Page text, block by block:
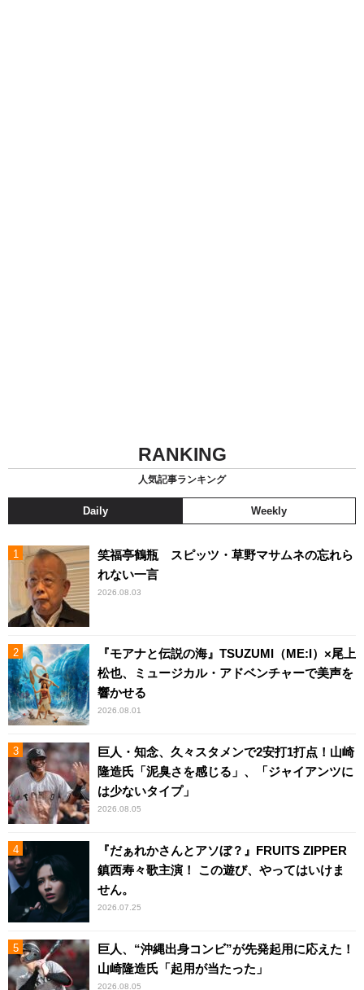
RANKING
人気記事ランキング
Daily Weekly
笑福亭鶴瓶 スピッツ・草野マサムネの忘れら
れない一言
2026.08.03
『モアナと伝説の海』TSUZUMI（ME:I）×尾上
松也、ミュージカル・アドベンチャーで美声を
響かせる
2026.08.01
巨人・知念、久々スタメンで2安打1打点！山崎
隆造氏「泥臭さを感じる」、「ジャイアンツに
は少ないタイプ」
2026.08.05
『だぁれかさんとアソぼ？』FRUITS ZIPPER
鎮西寿々歌主演！ この遊び、やってはいけま
せん。
2026.07.25
巨人、“沖縄出身コンビ”が先発起用に応えた！
山崎隆造氏「起用が当たった」
2026.08.05